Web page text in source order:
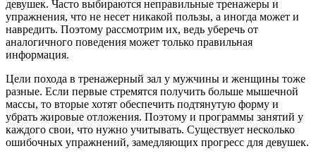
девушек. Часто выбираются неправильные тренажеры и
упражнения, что не несет никакой пользы, а иногда может и
навредить. Поэтому рассмотрим их, ведь уберечь от
аналогичного поведения может только правильная
информация.
Цели похода в тренажерный зал у мужчины и женщины тоже
разные. Если первые стремятся получить больше мышечной
массы, то вторые хотят обеспечить подтянутую форму и
убрать жировые отложения. Поэтому и программы занятий у
каждого свои, что нужно учитывать. Существует несколько
ошибочных упражнений, замедляющих прогресс для девушек.